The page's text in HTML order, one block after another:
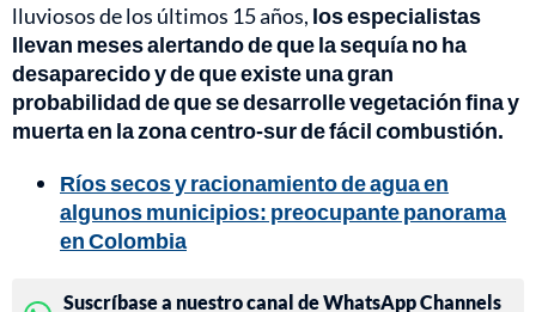
lluviosos de los últimos 15 años, los especialistas
llevan meses alertando de que la sequía no ha
desaparecido y de que existe una gran
probabilidad de que se desarrolle vegetación fina y
muerta en la zona centro-sur de fácil combustión.
Ríos secos y racionamiento de agua en
algunos municipios: preocupante panorama
en Colombia
Suscríbase a nuestro canal de WhatsApp Channels